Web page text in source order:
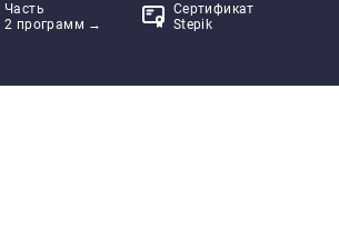
Часть
2 программ →
Сертификат
Stepik